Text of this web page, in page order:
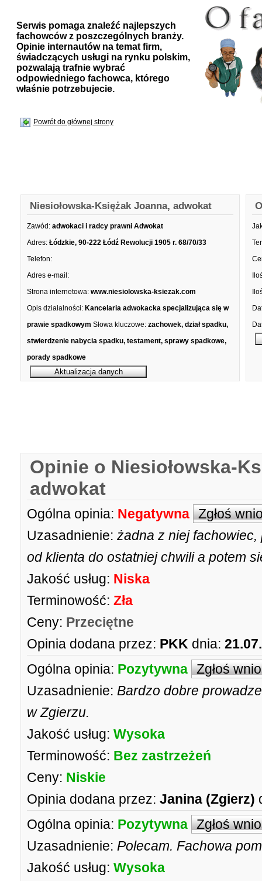
Serwis pomaga znaleźć najlepszych
fachowców z poszczególnych branży.
Opinie internautów na temat firm,
świadczących usługi na rynku polskim,
pozwalają trafnie wybrać
odpowiedniego fachowca, którego
właśnie potrzebujecie.
Powrót do głównej strony
Niesiołowska-Księżak Joanna, adwokat
Zawód: adwokaci i radcy prawni Adwokat
Adres: Łódzkie, 90-222 Łódź Rewolucji 1905 r. 68/70/33
Telefon:
Adres e-mail:
Strona internetowa: www.niesiolowska-ksiezak.com
Opis działalności: Kancelaria adwokacka specjalizująca się w
prawie spadkowym Słowa kluczowe: zachowek, dział spadku,
stwierdzenie nabycia spadku, testament, sprawy spadkowe,
porady spadkowe
Opinie o Niesiołowska-
adwokat
Ogólna opinia: Negatywna Zgłoś
Uzasadnienie: żadna z niej
od klienta do ostatniej chwili a potem
Jakość usług: Niska
Terminowość: Zła
Ceny: Przeciętne
Opinia dodana przez: PKK dnia:
Ogólna opinia: Pozytywna Zgłoś
Uzasadnienie: Bardzo dobre
w Zgierzu.
Jakość usług: Wysoka
Terminowość: Bez zastrzeżeń
Ceny: Niskie
Opinia dodana przez: Janina (Zgierz)
Ogólna opinia: Pozytywna Zgłoś
Uzasadnienie: Polecam. Fachowa
Jakość usług: Wysoka